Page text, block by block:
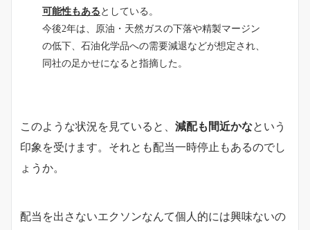
可能性もあるとしている。
今後2年は、原油・天然ガスの下落や精製マージン
の低下、石油化学品への需要減退などが想定され、
同社の足かせになると指摘した。
このような状況を見ていると、 減配も間近かなという
印象を受けます。それとも配当一時停止もあるのでし
ょうか。
配当を出さないエクソンなんて個人的には興味ないの